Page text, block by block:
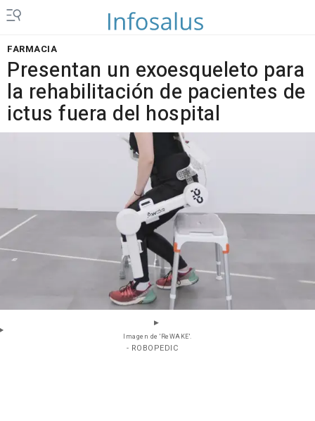
FARMACIA
Presentan un exoesqueleto para
la rehabilitación de pacientes de
ictus fuera del hospital
Imagen de 'ReWAKE'.
- ROBOPEDIC